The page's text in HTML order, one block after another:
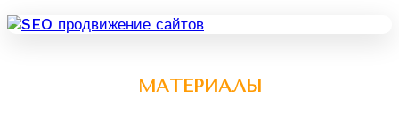
МАТЕРИАЛЫ